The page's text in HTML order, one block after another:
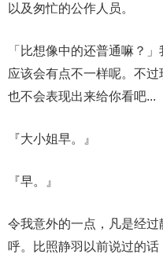
以及匆忙的公作人员。
「比想像中的还普通嘛？
应该会有点不一样呢。不
也不会表现出来给你看吧...
『大小姐早。』
『早。』
令我意外的一点，凡是经
呼。比照静羽以前说过的